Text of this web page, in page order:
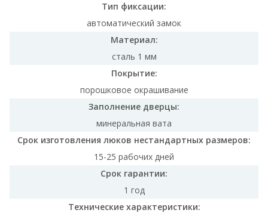
Тип фиксации:
автоматический замок
Материал:
сталь 1 мм
Покрытие:
порошковое окрашивание
Заполнение дверцы:
минеральная вата
Срок изготовления люков нестандартных размеров:
15-25 рабочих дней
Срок гарантии:
1 год
Технические характеристики: